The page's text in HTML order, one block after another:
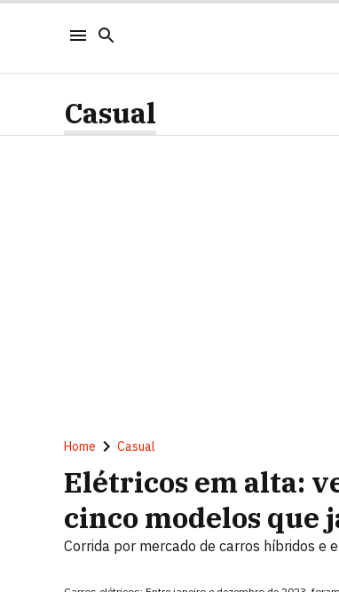
Casual
Home Casual
Elétricos em alta:
cinco modelos que
Corrida por mercado de carros híbridos e